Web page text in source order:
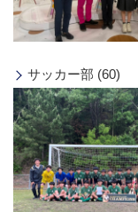
サッカー部 (60)